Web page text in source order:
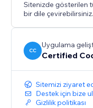
Sitenizde gösterilen
bir dile çevirebilirsiniz.
CC
Uygulama
Certified
Sitemizi ziyaret
Destek için bize
Gizlilik politikası